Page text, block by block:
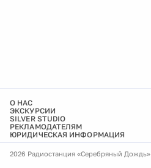
О НАС
ЭКСКУРСИИ
SILVER STUDIO
РЕКЛАМОДАТЕЛЯМ
ЮРИДИЧЕСКАЯ ИНФОРМАЦИЯ
2026 Радиостанция «Серебряный Дождь»